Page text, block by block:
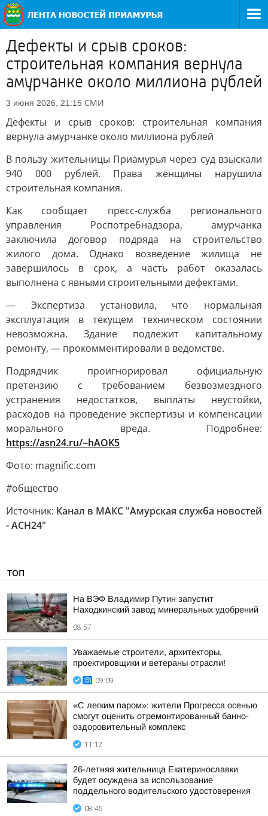
Дефекты и срыв сроков:
строительная компания вернула
амурчанке около миллиона рублей
3 июня 2026, 21:15 СМИ
Дефекты и срыв сроков: строительная компания
вернула амурчанке около миллиона рублей
В пользу жительницы Приамурья через суд взыскали
940 000 рублей. Права женщины нарушила
строительная компания.
Как сообщает пресс-служба регионального
управления Роспотребнадзора, амурчанка
заключила договор подряда на строительство
жилого дома. Однако возведение жилища не
завершилось в срок, а часть работ оказалась
выполнена с явными строительными дефектами.
— Экспертиза установила, что нормальная
эксплуатация в текущем техническом состоянии
невозможна. Здание подлежит капитальному
ремонту, — прокомментировали в ведомстве.
Подрядчик проигнорировал официальную
претензию с требованием безвозмездного
устранения недостатков, выплаты неустойки,
расходов на проведение экспертизы и компенсации
морального вреда. Подробнее:
https://asn24.ru/~hAOK5
Фото: magnific.com
#общество
Источник: Канал в МАКС "Амурская служба новостей
- АСН24"
ТОП
На ВЭФ Владимир Путин запустит
Находкинский завод минеральных удобрений
08:57
Уважаемые строители, архитекторы,
проектировщики и ветераны отрасли!
09:09
«С легким паром»: жители Прогресса осенью
смогут оценить отремонтированный банно-
оздоровительный комплекс
11:12
26-летняя жительница Екатеринославки
будет осуждена за использование
поддельного водительского удостоверения
08:45